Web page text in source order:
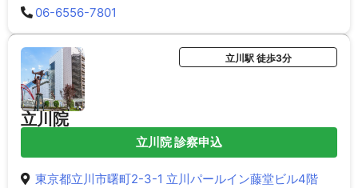
06-6556-7801
立川院
立川駅 徒歩3分
立川院 診察申込
東京都立川市曙町2-3-1 立川パールイン藤堂ビル4階